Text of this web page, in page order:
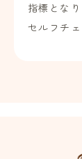
指標とな
セルフチェ